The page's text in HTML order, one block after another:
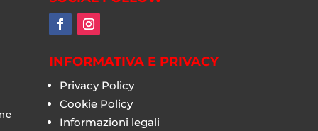
INFORMATIVA E PRIVACY
Privacy Policy
Cookie Policy
Informazioni legali